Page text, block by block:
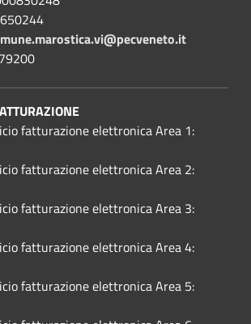
vi@pecveneto.it
fatturazione elettronica Area 1:
fatturazione elettronica Area 2:
fatturazione elettronica Area 3:
fatturazione elettronica Area 4:
fatturazione elettronica Area 5: